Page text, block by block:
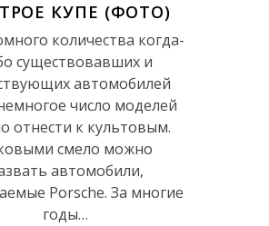
КУПЕ (ФОТО)
количества когда-
существовавших и
автомобилей
число моделей
отнести к культовым.
смело можно
автомобили,
Porsche. За многие
годы…